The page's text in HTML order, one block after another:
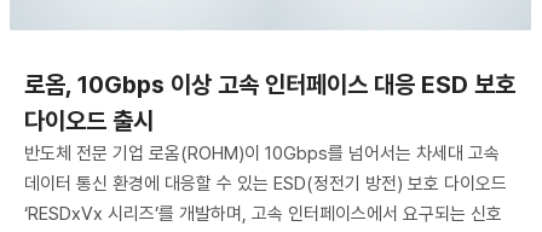
로옴, 10Gbps 이상 고속 인터페이스 대응 ESD 보호
다이오드 출시
반도체 전문 기업 로옴(ROHM)이 10Gbps를 넘어서는 차세대 고속
데이터 통신 환경에 대응할 수 있는 ESD(정전기 방전) 보호 다이오드
‘RESDxVx 시리즈’를 개발하며, 고속 인터페이스에서 요구되는 신호